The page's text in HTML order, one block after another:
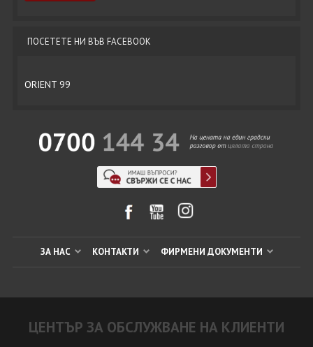
ПОСЕТЕТЕ НИ ВЪВ FACEBOOK
ORIENT 99
ЗА НАС КОНТАКТИ ФИРМЕНИ ДОКУМЕНТИ
ЦЕНТЪР ЗА ОБСЛУЖВАНЕ НА КЛИЕНТИ